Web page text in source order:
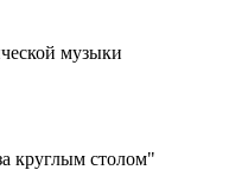
музыки
круглым столом"